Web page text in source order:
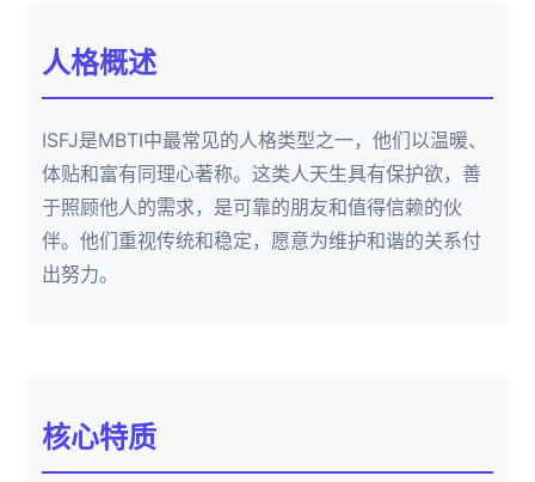
人格概述
ISFJ是MBTI中最常见的人格类型之一，他们以温暖、
体贴和富有同理心著称。这类人天生具有保护欲，善
于照顾他人的需求，是可靠的朋友和值得信赖的伙
伴。他们重视传统和稳定，愿意为维护和谐的关系付
出努力。
核心特质